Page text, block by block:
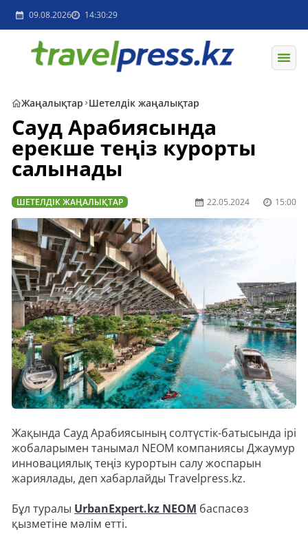
09.08.2026 14:30:29
Жаңалықтар Шетелдік жаңалықтар
Сауд Арабиясында
ерекше теңіз курорты
салынады
ШЕТЕЛДІК ЖАҢАЛЫҚТАР 22.05.2024 15:00
Жақында Сауд Арабиясының солтүстік-батысында ірі
жобаларымен танымал NEOM компаниясы Джаумур
инновациялық теңіз курортын салу жоспарын
жариялады, деп хабарлайды Travelpress.kz.
Бұл туралы UrbanExpert.kz NEOM баспасөз
қызметіне мәлім етті.